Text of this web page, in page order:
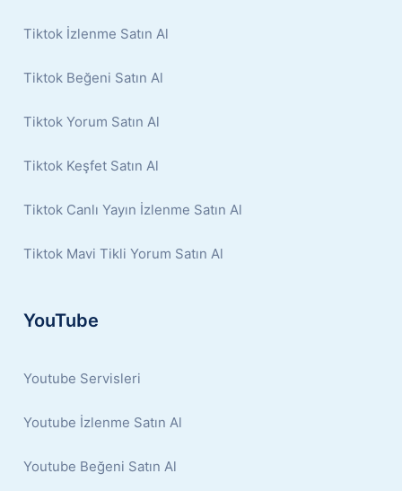
Tiktok İzlenme Satın Al
Tiktok Beğeni Satın Al
Tiktok Yorum Satın Al
Tiktok Keşfet Satın Al
Tiktok Canlı Yayın İzlenme Satın Al
Tiktok Mavi Tikli Yorum Satın Al
YouTube
Youtube Servisleri
Youtube İzlenme Satın Al
Youtube Beğeni Satın Al